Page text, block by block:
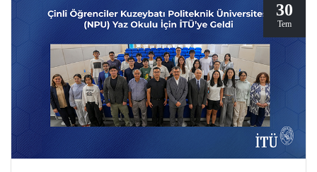
30
Tem